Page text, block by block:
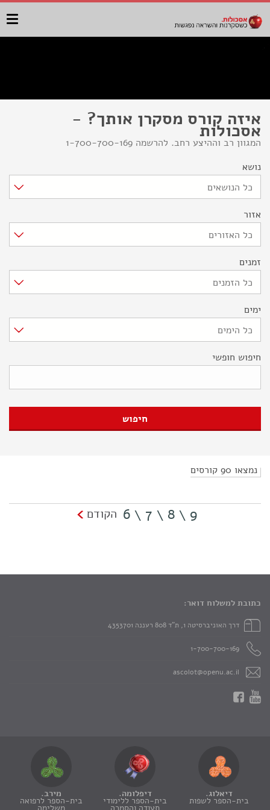
איזה קורס מסקרן אותך? -
אסכולות
המגוון רב וההיצע רחב. להרשמה 1-700-700-169
נושא
כל הנושאים
אזור
כל האזורים
זמנים
כל הזמנים
ימים
כל הימים
חיפוש חופשי
נמצאו 90 קורסים
6 \ 7 \ 8 \ 9
כתובת למשלוח דואר:
דרך האוניברסיטה 1, ת"ד 808 רעננה 4353701
1-700-700-169
ascolot@openu.ac.il
דיאלוג.
בית-הספר לשפות
דיפלומה.
בית-הספר ללימודי
מירב.
בית-הספר לרפואה